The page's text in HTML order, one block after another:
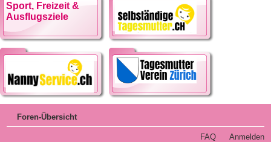
Sport, Freizeit &
Ausflugsziele
Foren-Übersicht
FAQ Anmelden